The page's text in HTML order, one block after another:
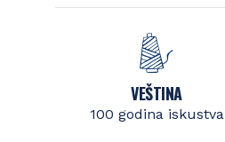
VEŠTINA
100 godina iskustva